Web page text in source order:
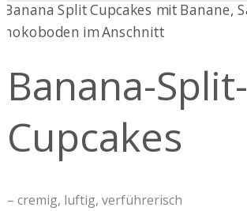
Banana-Split-
Cupcakes
– cremig, luftig, verführerisch
Banana-
Split-